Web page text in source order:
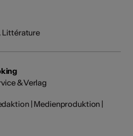
Littérature
& Verlag
| Medienproduktion |